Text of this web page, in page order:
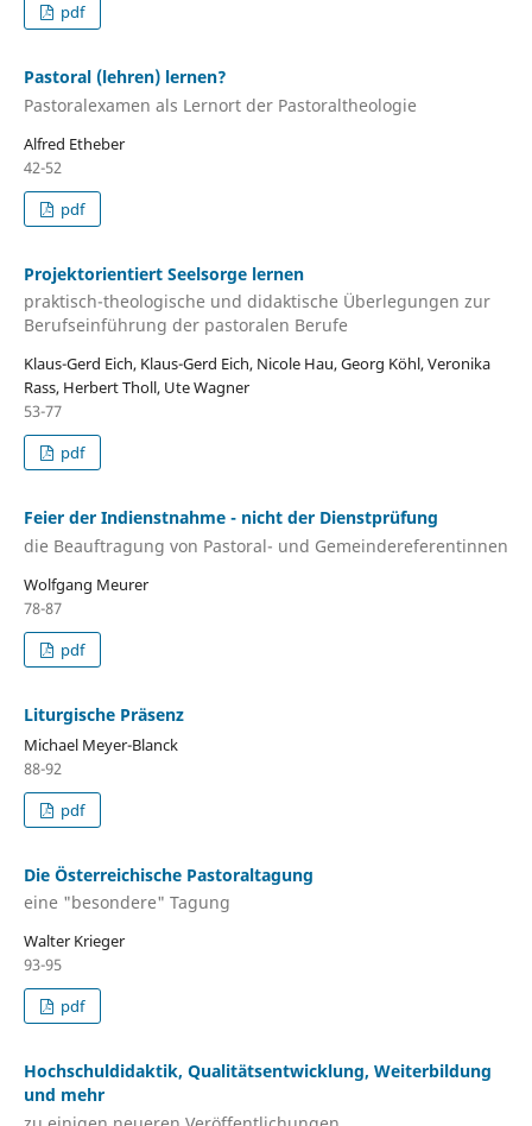
pdf
Pastoral (lehren) lernen?
Pastoralexamen als Lernort der Pastoraltheologie
Alfred Etheber
42-52
pdf
Projektorientiert Seelsorge lernen
praktisch-theologische und didaktische Überlegungen zur
Berufseinführung der pastoralen Berufe
Klaus-Gerd Eich, Klaus-Gerd Eich, Nicole Hau, Georg Köhl, Veronika
Rass, Herbert Tholl, Ute Wagner
53-77
pdf
Feier der Indienstnahme - nicht der Dienstprüfung
die Beauftragung von Pastoral- und Gemeindereferentinnen
Wolfgang Meurer
78-87
pdf
Liturgische Präsenz
Michael Meyer-Blanck
88-92
pdf
Die Österreichische Pastoraltagung
eine "besondere" Tagung
Walter Krieger
93-95
pdf
Hochschuldidaktik, Qualitätsentwicklung, Weiterbildung
und mehr